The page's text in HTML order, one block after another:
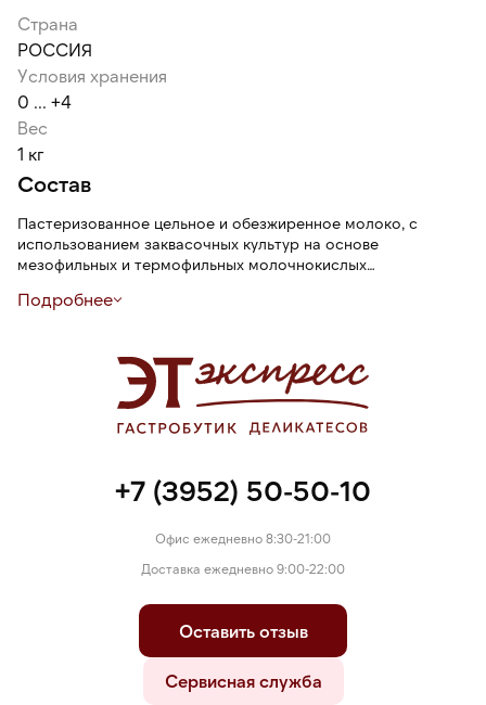
Страна
РОССИЯ
Условия хранения
0 ... +4
Вес
1 кг
Состав
Пастеризованное цельное и обезжиренное молоко, с
использованием заквасочных культур на основе
мезофильных и термофильных молочнокислых
резаные, оливки резаные, паприка копченая,
консервант нитрат натрия (Е251), краситель пищевой аннато
(Е160b). Для обработки поверхности сыра может
применяться консервант натамицин (Е235).
Подробнее
+7 (3952) 50-50-10
Офис ежедневно 8:30-21:00
Доставка ежедневно 9:00-22:00
Оставить отзыв
Сервисная служба